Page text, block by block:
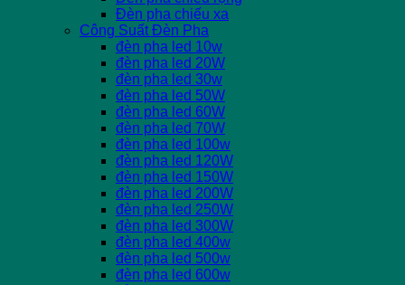
Đèn pha chiếu xa
Công Suất Đèn Pha
đèn pha led 10w
đèn pha led 20W
đèn pha led 30w
đèn pha led 50W
đèn pha led 60W
đèn pha led 70W
đèn pha led 100w
đèn pha led 120W
đèn pha led 150W
đèn pha led 200W
đèn pha led 250W
đèn pha led 300W
đèn pha led 400w
đèn pha led 500w
đèn pha led 600w